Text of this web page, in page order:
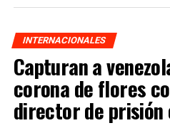
INTERNACIONALES
Capturan a
corona de flores
director de prisión